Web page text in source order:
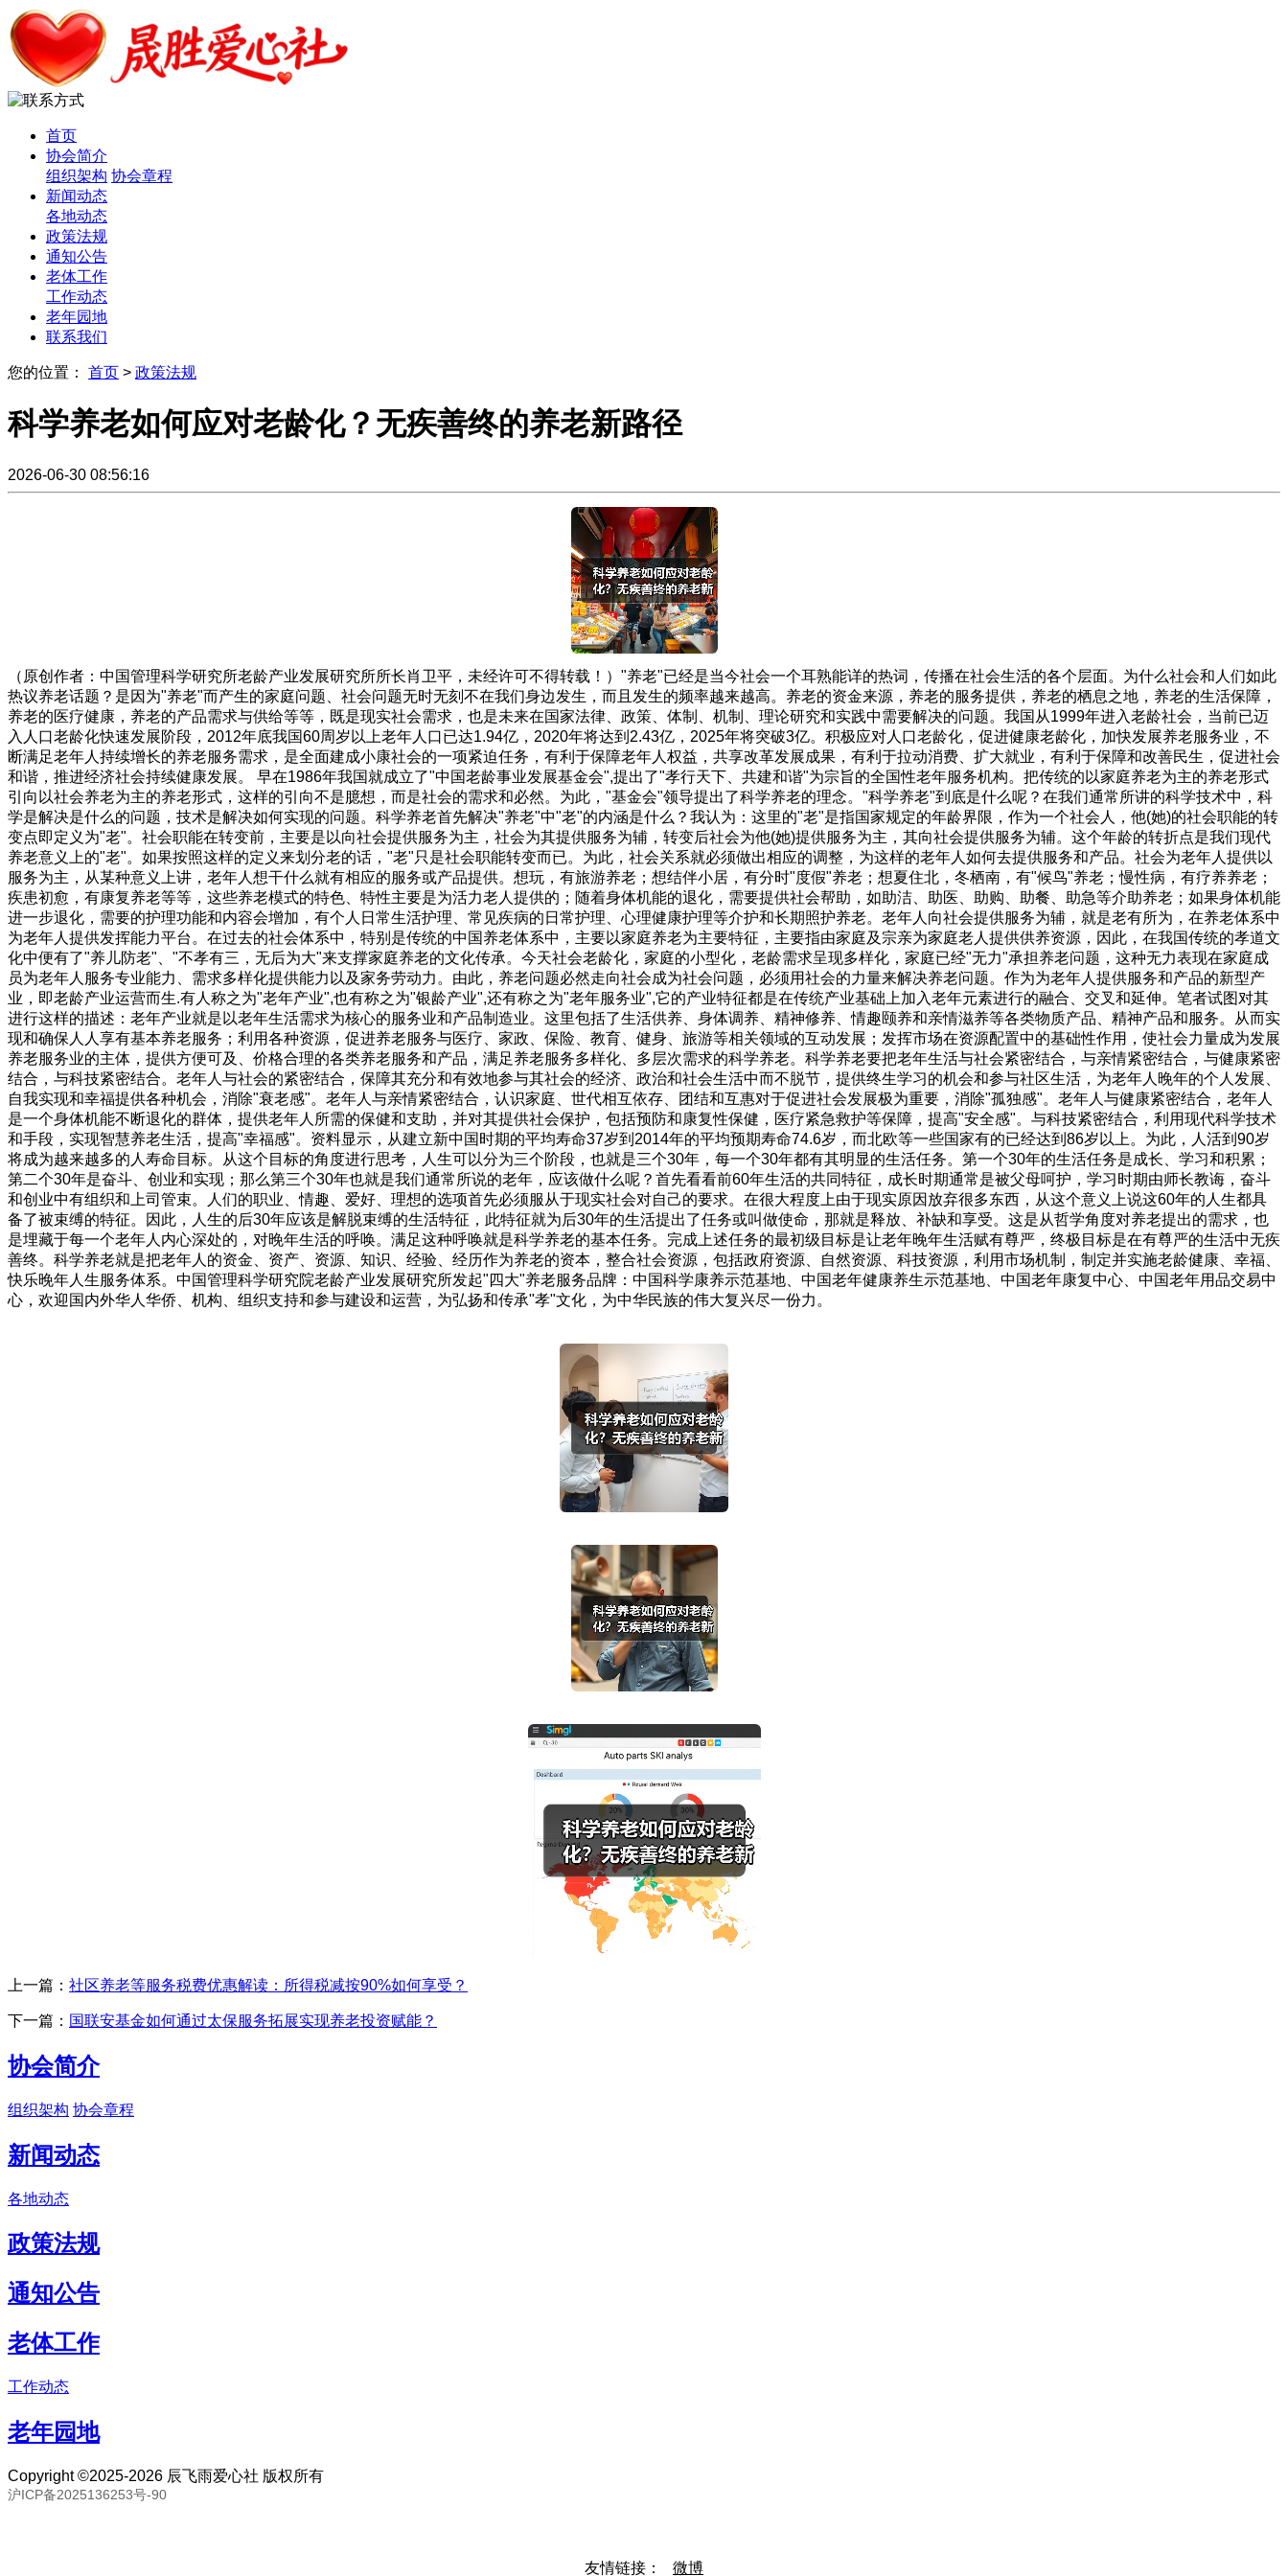
首页
协会简介
组织架构 协会章程
新闻动态
各地动态
政策法规
通知公告
老体工作
工作动态
老年园地
联系我们
您的位置： 首页 > 政策法规
科学养老如何应对老龄化？无疾善终的养老新路径
2026-06-30 08:56:16
（原创作者：中国管理科学研究所老龄产业发展研究所所长肖卫平，未经许可不得转载！）"养老"已经是当今社会一个耳熟能详的热词，传播在社会生活的各个层面。为什么社会和人们如此
热议养老话题？是因为"养老"而产生的家庭问题、社会问题无时无刻不在我们身边发生，而且发生的频率越来越高。养老的资金来源，养老的服务提供，养老的栖息之地，养老的生活保障，
养老的医疗健康，养老的产品需求与供给等等，既是现实社会需求，也是未来在国家法律、政策、体制、机制、理论研究和实践中需要解决的问题。我国从1999年进入老龄社会，当前已迈
入人口老龄化快速发展阶段，2012年底我国60周岁以上老年人口已达1.94亿，2020年将达到2.43亿，2025年将突破3亿。积极应对人口老龄化，促进健康老龄化，加快发展养老服务业，不
断满足老年人持续增长的养老服务需求，是全面建成小康社会的一项紧迫任务，有利于保障老年人权益，共享改革发展成果，有利于拉动消费、扩大就业，有利于保障和改善民生，促进社会
和谐，推进经济社会持续健康发展。 早在1986年我国就成立了"中国老龄事业发展基金会",提出了"孝行天下、共建和谐"为宗旨的全国性老年服务机构。把传统的以家庭养老为主的养老形式
引向以社会养老为主的养老形式，这样的引向不是臆想，而是社会的需求和必然。为此，"基金会"领导提出了科学养老的理念。"科学养老"到底是什么呢？在我们通常所讲的科学技术中，科
学是解决是什么的问题，技术是解决如何实现的问题。科学养老首先解决"养老"中"老"的内涵是什么？我认为：这里的"老"是指国家规定的年龄界限，作为一个社会人，他(她)的社会职能的转
变点即定义为"老"。社会职能在转变前，主要是以向社会提供服务为主，社会为其提供服务为辅，转变后社会为他(她)提供服务为主，其向社会提供服务为辅。这个年龄的转折点是我们现代
养老意义上的"老"。如果按照这样的定义来划分老的话，"老"只是社会职能转变而已。为此，社会关系就必须做出相应的调整，为这样的老年人如何去提供服务和产品。社会为老年人提供以
服务为主，从某种意义上讲，老年人想干什么就有相应的服务或产品提供。想玩，有旅游养老；想结伴小居，有分时"度假"养老；想夏住北，冬栖南，有"候鸟"养老；慢性病，有疗养养老；
疾患初愈，有康复养老等等，这些养老模式的特色、特性主要是为活力老人提供的；随着身体机能的退化，需要提供社会帮助，如助洁、助医、助购、助餐、助急等介助养老；如果身体机能
进一步退化，需要的护理功能和内容会增加，有个人日常生活护理、常见疾病的日常护理、心理健康护理等介护和长期照护养老。老年人向社会提供服务为辅，就是老有所为，在养老体系中
为老年人提供发挥能力平台。在过去的社会体系中，特别是传统的中国养老体系中，主要以家庭养老为主要特征，主要指由家庭及宗亲为家庭老人提供供养资源，因此，在我国传统的孝道文
化中便有了"养儿防老"、"不孝有三，无后为大"来支撑家庭养老的文化传承。今天社会老龄化，家庭的小型化，老龄需求呈现多样化，家庭已经"无力"承担养老问题，这种无力表现在家庭成
员为老年人服务专业能力、需求多样化提供能力以及家务劳动力。由此，养老问题必然走向社会成为社会问题，必须用社会的力量来解决养老问题。作为为老年人提供服务和产品的新型产
业，即老龄产业运营而生.有人称之为"老年产业",也有称之为"银龄产业",还有称之为"老年服务业",它的产业特征都是在传统产业基础上加入老年元素进行的融合、交叉和延伸。笔者试图对其
进行这样的描述：老年产业就是以老年生活需求为核心的服务业和产品制造业。这里包括了生活供养、身体调养、精神修养、情趣颐养和亲情滋养等各类物质产品、精神产品和服务。从而实
现和确保人人享有基本养老服务；利用各种资源，促进养老服务与医疗、家政、保险、教育、健身、旅游等相关领域的互动发展；发挥市场在资源配置中的基础性作用，使社会力量成为发展
养老服务业的主体，提供方便可及、价格合理的各类养老服务和产品，满足养老服务多样化、多层次需求的科学养老。科学养老要把老年生活与社会紧密结合，与亲情紧密结合，与健康紧密
结合，与科技紧密结合。老年人与社会的紧密结合，保障其充分和有效地参与其社会的经济、政治和社会生活中而不脱节，提供终生学习的机会和参与社区生活，为老年人晚年的个人发展、
自我实现和幸福提供各种机会，消除"衰老感"。老年人与亲情紧密结合，认识家庭、世代相互依存、团结和互惠对于促进社会发展极为重要，消除"孤独感"。老年人与健康紧密结合，老年人
是一个身体机能不断退化的群体，提供老年人所需的保健和支助，并对其提供社会保护，包括预防和康复性保健，医疗紧急救护等保障，提高"安全感"。与科技紧密结合，利用现代科学技术
和手段，实现智慧养老生活，提高"幸福感"。资料显示，从建立新中国时期的平均寿命37岁到2014年的平均预期寿命74.6岁，而北欧等一些国家有的已经达到86岁以上。为此，人活到90岁
将成为越来越多的人寿命目标。从这个目标的角度进行思考，人生可以分为三个阶段，也就是三个30年，每一个30年都有其明显的生活任务。第一个30年的生活任务是成长、学习和积累；
第二个30年是奋斗、创业和实现；那么第三个30年也就是我们通常所说的老年，应该做什么呢？首先看看前60年生活的共同特征，成长时期通常是被父母呵护，学习时期由师长教诲，奋斗
和创业中有组织和上司管束。人们的职业、情趣、爱好、理想的选项首先必须服从于现实社会对自己的要求。在很大程度上由于现实原因放弃很多东西，从这个意义上说这60年的人生都具
备了被束缚的特征。因此，人生的后30年应该是解脱束缚的生活特征，此特征就为后30年的生活提出了任务或叫做使命，那就是释放、补缺和享受。这是从哲学角度对养老提出的需求，也
是埋藏于每一个老年人内心深处的，对晚年生活的呼唤。满足这种呼唤就是科学养老的基本任务。完成上述任务的最初级目标是让老年晚年生活赋有尊严，终极目标是在有尊严的生活中无疾
善终。科学养老就是把老年人的资金、资产、资源、知识、经验、经历作为养老的资本，整合社会资源，包括政府资源、自然资源、科技资源，利用市场机制，制定并实施老龄健康、幸福、
快乐晚年人生服务体系。中国管理科学研究院老龄产业发展研究所发起"四大"养老服务品牌：中国科学康养示范基地、中国老年健康养生示范基地、中国老年康复中心、中国老年用品交易中
心，欢迎国内外华人华侨、机构、组织支持和参与建设和运营，为弘扬和传承"孝"文化，为中华民族的伟大复兴尽一份力。
上一篇： 社区养老等服务税费优惠解读：所得税减按90%如何享受？
下一篇： 国联安基金如何通过太保服务拓展实现养老投资赋能？
协会简介
组织架构 协会章程
新闻动态
各地动态
政策法规
通知公告
老体工作
工作动态
老年园地
Copyright ©2025-2026 辰飞雨爱心社 版权所有
沪ICP备2025136253号-90
友情链接： 微博